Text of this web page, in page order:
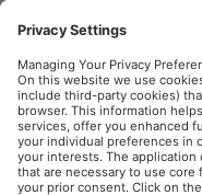
OSRAM Automotive na